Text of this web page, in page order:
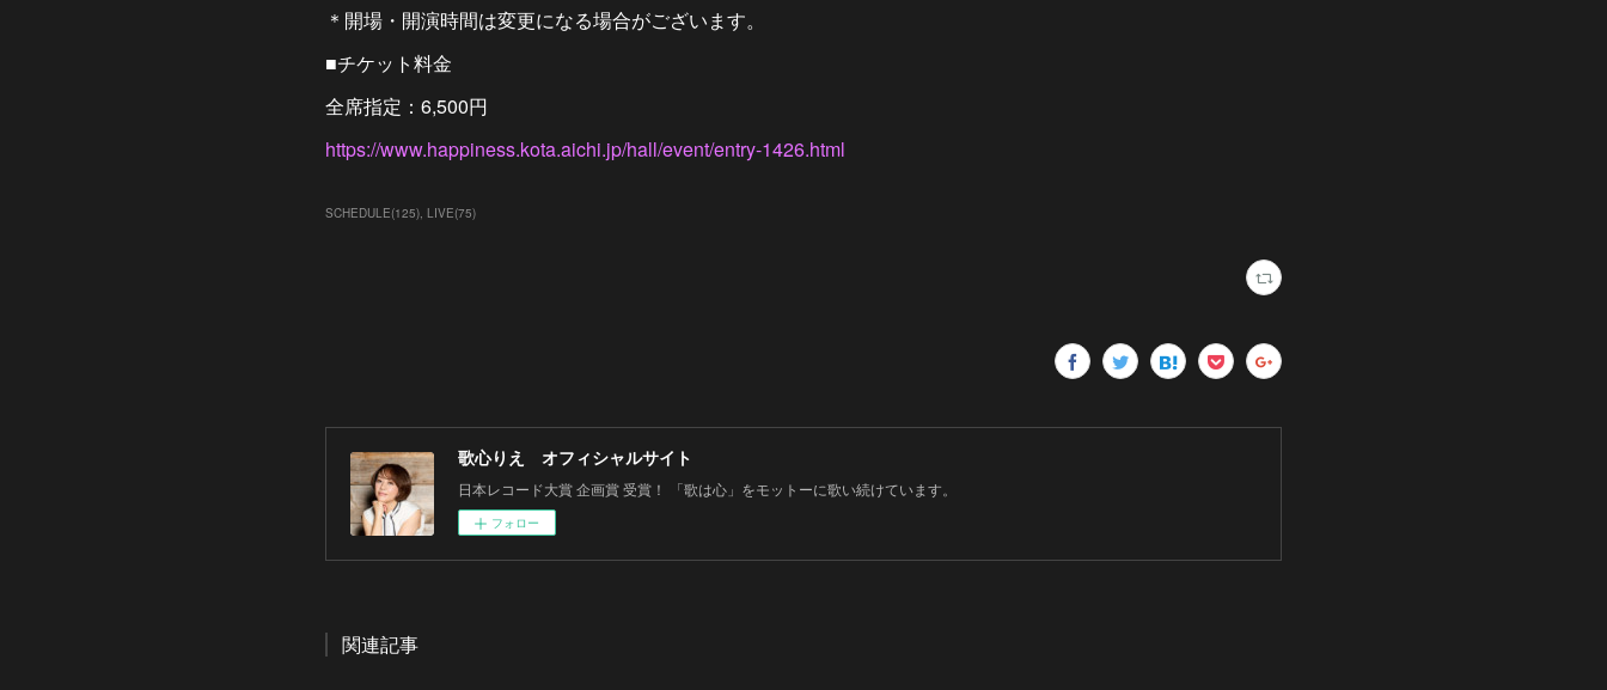
＊開場・開演時間は変更になる場合がございます。
■チケット料金
全席指定：6,500円
https://www.happiness.kota.aichi.jp/hall/event/entry-1426.html
SCHEDULE(125) LIVE(75)
歌心りえ オフィシャルサイト
日本レコード大賞 企画賞 受賞！ 「歌は心」をモットーに歌い続けています。
フォロー
関連記事